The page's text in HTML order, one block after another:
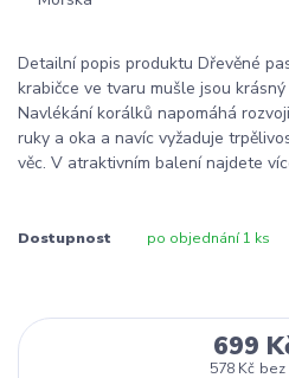
Detailní popis produktu Dřevěné
krabičce ve tvaru mušle jsou
Navlékání korálků napomáhá
ruky a oka a navíc vyžaduje
věc. V atraktivním balení najdete
Dostupnost po objednání 1 ks
699
578 Kč bez